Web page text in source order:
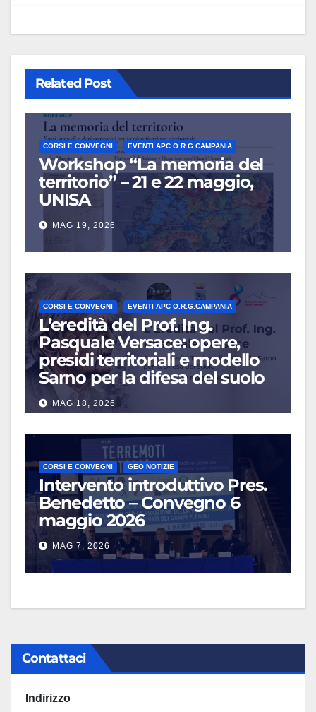
Related Post
CORSI E CONVEGNI EVENTI APC O.R.G.CAMPANIA
Workshop “La memoria del
territorio” – 21 e 22 maggio,
UNISA
MAG 19, 2026
CORSI E CONVEGNI EVENTI APC O.R.G.CAMPANIA
L’eredità del Prof. Ing.
Pasquale Versace: opere,
presidi territoriali e modello
Sarno per la difesa del suolo
MAG 18, 2026
CORSI E CONVEGNI GEO NOTIZIE
Intervento introduttivo Pres.
Benedetto – Convegno 6
maggio 2026
MAG 7, 2026
Contattaci
Indirizzo